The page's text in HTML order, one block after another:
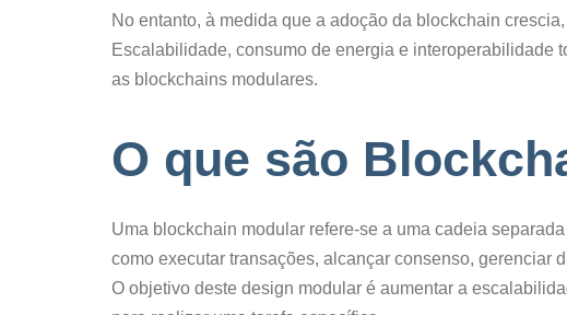
No entanto, à medida que a adoção da blockchain
Escalabilidade, consumo de energia e interoperabilidade
as blockchains modulares.
O que são
Uma blockchain modular refere-se a uma cadeia
como executar transações, alcançar consenso, gerenciar
O objetivo deste design modular é aumentar a